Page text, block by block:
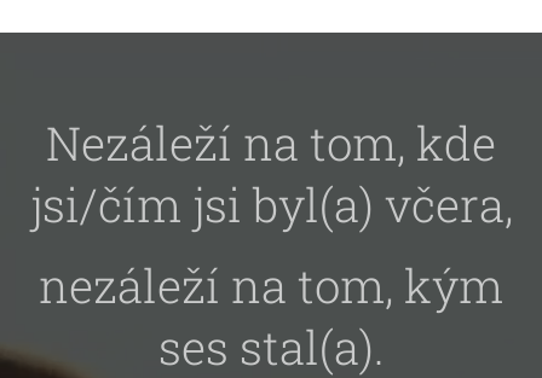
Nezáleží na tom, kde
jsi/čím jsi byl(a) včera,
nezáleží na tom, kým
ses stal(a).